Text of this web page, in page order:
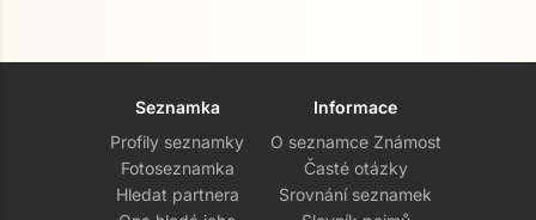
Seznamka
Profily seznamky
Fotoseznamka
Hledat partnera
Informace
O seznamce Známost
Časté otázky
Srovnání seznamek